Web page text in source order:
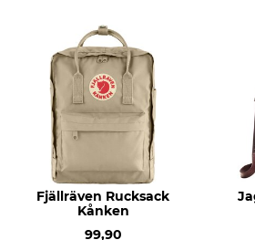
Fjällräven Rucksack
Kånken
99,90